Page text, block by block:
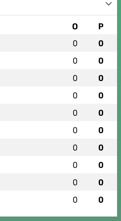
O P
0 0
0 0
0 0
0 0
0 0
0 0
0 0
0 0
0 0
0 0